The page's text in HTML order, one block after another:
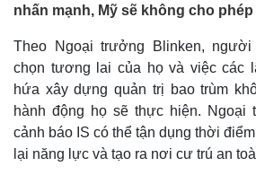
nhấn mạnh, Mỹ sẽ không cho
Theo Ngoại trưởng Blinken,
chọn tương lai của họ và việc các
hứa xây dựng quản trị bao trùm
hành động họ sẽ thực hiện. Ngoại
cảnh báo IS có thể tận dụng thời
lại năng lực và tạo ra nơi cư trú an